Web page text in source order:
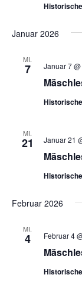
Januar 2026
MI.
7 Januar 7
MI.
21 Januar 21
Februar 2026
MI.
4 Februar 4